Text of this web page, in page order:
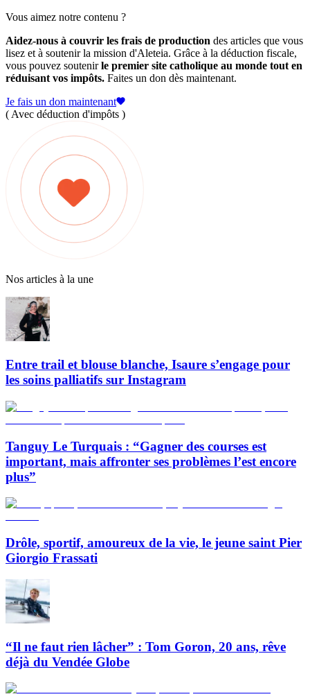
Vous aimez notre contenu ?
Aidez-nous à couvrir les frais de production des articles que vous
lisez et à soutenir la mission d'Aleteia. Grâce à la déduction fiscale,
vous pouvez soutenirle premier site catholique au monde tout en
réduisant vos impôts. Faites un don dès maintenant.
Je fais un don maintenant
( Avec déduction d'impôts )
Nos articles à la une
Entre trail et blouse blanche, Isaure s’engage pour
les soins palliatifs sur Instagram
Tanguy Le Turquais : “Gagner des courses est
important, mais affronter ses problèmes l’est encore
plus”
Drôle, sportif, amoureux de la vie, le jeune saint Pier
Giorgio Frassati
“Il ne faut rien lâcher” : Tom Goron, 20 ans, rêve
déjà du Vendée Globe